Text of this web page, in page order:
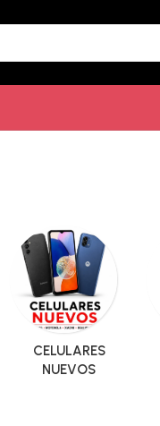
CELULARES
NUEVOS